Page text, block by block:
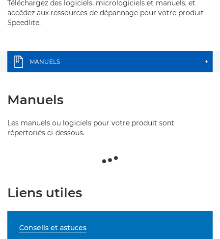
Téléchargez des logiciels, micrologiciels et manuels, et
accédez aux ressources de dépannage pour votre produit
Speedlite.
MANUELS +
Manuels
Les manuels ou logiciels pour votre produit sont
répertoriés ci-dessous.
Liens utiles
Conseils et astuces